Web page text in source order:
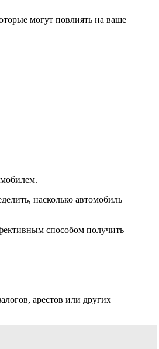
могут повлиять на ваше
насколько автомобиль
способом получить
арестов или других